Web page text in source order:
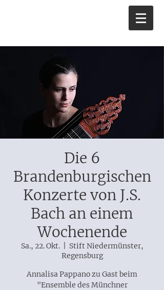
Die 6
Brandenburgischen
Konzerte von J.S.
Bach an einem
Wochenende
Sa., 22. Okt.
  |
Stift Niedermünster,
Regensburg
Annalisa Pappano zu Gast beim
"Ensemble des Münchner